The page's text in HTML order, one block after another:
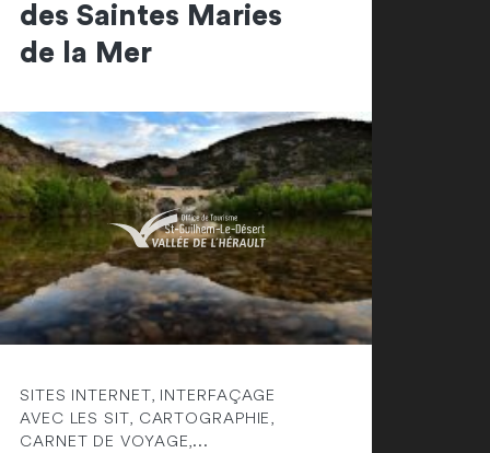
des Saintes Maries
de la Mer
SITES INTERNET, INTERFAÇAGE
AVEC LES SIT, CARTOGRAPHIE,
CARNET DE VOYAGE,...